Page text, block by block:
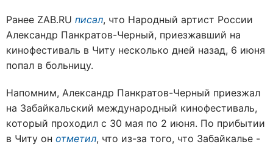
Ранее ZAB.RU писал, что Народный артист России
Александр Панкратов-Черный, приезжавший на
кинофестиваль в Читу несколько дней назад, 6 июня
попал в больницу.
Напомним, Александр Панкратов-Черный приезжал
на Забайкальский международный кинофестиваль,
который проходил с 30 мая по 2 июня. По прибытии
в Читу он отметил, что из-за того, что Забайкалье -